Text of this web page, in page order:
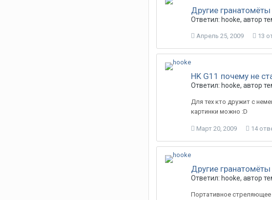
Другие
Ответил: hooke, автор
Апрель 25, 2009 13
HK G11 почему не
Ответил: hooke, автор
Для тех кто дружит с
картинки можно :D
Март 20, 2009 14
Другие
Ответил: hooke, автор
Портативное стреляющее